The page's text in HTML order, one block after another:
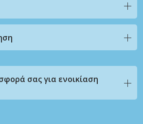
σας για ενοικίαση